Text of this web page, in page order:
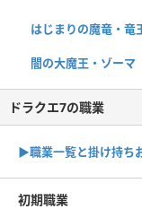
はじまりの魔竜・竜
闇の大魔王・ゾーマ
ドラクエ7の職業
▶︎職業一覧と掛け持ち
初期職業